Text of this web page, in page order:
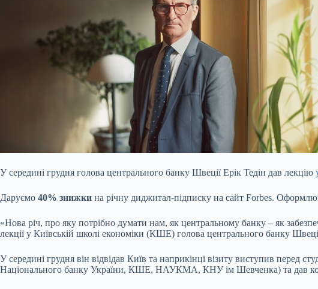
У середині грудня голова центрального банку Швеції Ерік Тедін дав лекцію
Даруємо 40% знижки на річну диджитал-підписку на сайт Forbes.
«Нова річ, про яку потрібно думати нам, як центральному банку – як
лекції у Київській школі економіки (КШЕ) голова центрального банку
У середині грудня він відвідав Київ та наприкінці візиту виступив перед
Національного банку України, КШЕ, НАУКМА, КНУ ім Шевченка) та дав